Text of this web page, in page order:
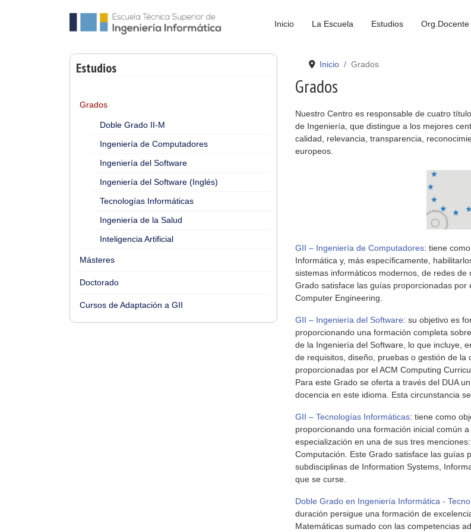
Inicio La Escuela Estudios Org.Docente
Estudios
Grados
Doble Grado II-M
Ingeniería de Computadores
Ingeniería del Software
Ingeniería del Software (Inglés)
Tecnologías Informáticas
Ingeniería de la Salud
Inteligencia Artificial
Másteres
Doctorado
Cursos de Adaptación a GII
Inicio Grados
Grados
Nuestro Centro es responsable de cuatro
de Ingeniería, que distingue a los mejores
calidad, relevancia, transparencia,
europeos.
GII – Ingeniería de Computadores: tiene
Informática y, más específicamente,
sistemas informáticos modernos, de redes
Grado satisface las guías proporcionadas
Computer Engineering.
GII – Ingeniería del Software: su objetivo es
proporcionando una formación completa
de la Ingeniería del Software, lo que incluye,
de requisitos, diseño, pruebas o gestión de
proporcionadas por el ACM Computing
Para este Grado se oferta a través del DUA
docencia en este idioma. Esta circunstancia
GII – Tecnologías Informáticas: tiene como
proporcionando una formación inicial común
especialización en una de sus tres
Computación. Este Grado satisface las guías
subdisciplinas de Information Systems,
que se curse.
Doble Grado en Ingeniería Informática -
duración persigue una formación de
Matemáticas sumado con las competencias